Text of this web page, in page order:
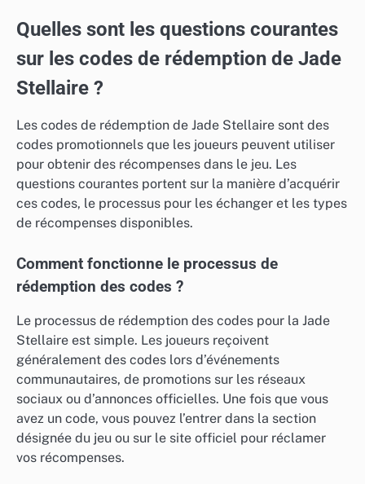
Quelles sont les questions courantes
sur les codes de rédemption de Jade
Stellaire ?
Les codes de rédemption de Jade Stellaire sont des
codes promotionnels que les joueurs peuvent utiliser
pour obtenir des récompenses dans le jeu. Les
questions courantes portent sur la manière d’acquérir
ces codes, le processus pour les échanger et les types
de récompenses disponibles.
Comment fonctionne le processus de
rédemption des codes ?
Le processus de rédemption des codes pour la Jade
Stellaire est simple. Les joueurs reçoivent
généralement des codes lors d’événements
communautaires, de promotions sur les réseaux
sociaux ou d’annonces officielles. Une fois que vous
avez un code, vous pouvez l’entrer dans la section
désignée du jeu ou sur le site officiel pour réclamer
vos récompenses.